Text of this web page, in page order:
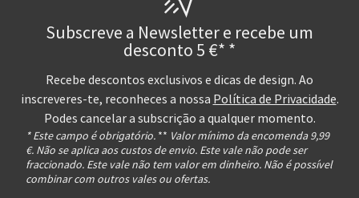
Subscreve a Newsletter e recebe um
desconto 5 €* *
Recebe descontos exclusivos e dicas de design. Ao
inscreveres-te, reconheces a nossa Política de Privacidade.
Podes cancelar a subscrição a qualquer momento.
* Este campo é obrigatório. ** Valor mínimo da encomenda 9,99
€. Não se aplica aos custos de envio. Este vale não pode ser
fraccionado. Este vale não tem valor em dinheiro. Não é possível
combinar com outros vales ou ofertas.